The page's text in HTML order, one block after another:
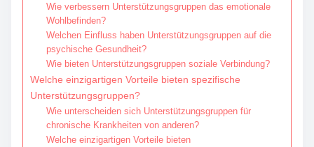
Wie verbessern Unterstützungsgruppen das emotionale
Wohlbefinden?
Welchen Einfluss haben Unterstützungsgruppen auf die
psychische Gesundheit?
Wie bieten Unterstützungsgruppen soziale Verbindung?
Welche einzigartigen Vorteile bieten spezifische
Unterstützungsgruppen?
Wie unterscheiden sich Unterstützungsgruppen für
chronische Krankheiten von anderen?
Welche einzigartigen Vorteile bieten